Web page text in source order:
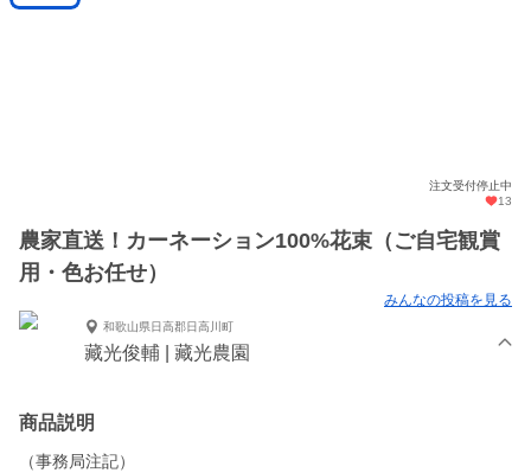
注文受付停止中
13
農家直送！カーネーション100%花束（ご自宅観賞
用・色お任せ）
みんなの投稿を見る
和歌山県日高郡日高川町
藏光俊輔 | 藏光農園
商品説明
（事務局注記）